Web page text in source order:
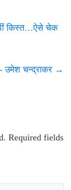
किस्त…ऐसे चेक
चन्द्राकर →
Required fields